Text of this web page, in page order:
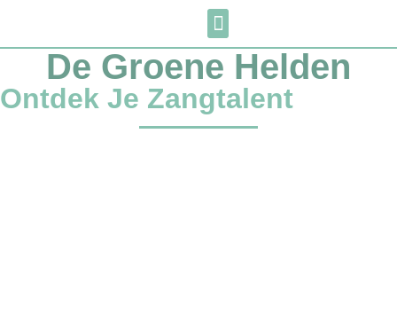
De Groene Helden
Ontdek Je Zangtalent